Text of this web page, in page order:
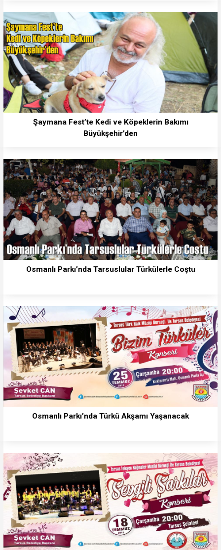
Şaymana Fest’te Kedi ve Köpeklerin Bakımı
Büyükşehir’den
Osmanlı Parkı’nda Tarsuslular Türkülerle Coştu
Osmanlı Parkı’nda Türkü Akşamı Yaşanacak